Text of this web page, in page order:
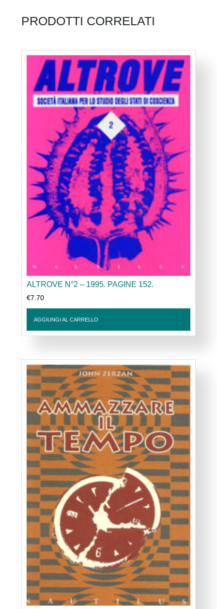
PRODOTTI CORRELATI
ALTROVE N°2 – 1995. PAGINE 152.
€7.70
AGGIUNGI AL CARRELLO